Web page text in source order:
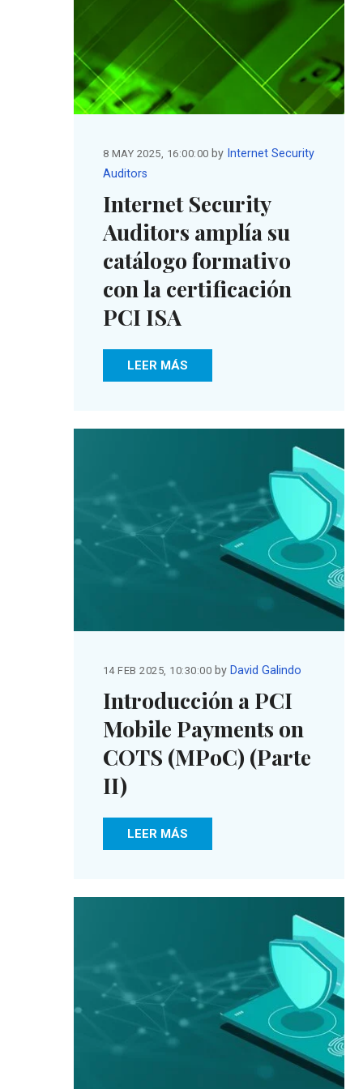
8 MAY 2025, 16:00:00 by Internet Security
Auditors
Internet Security
Auditors amplía su
catálogo formativo
con la certificación
PCI ISA
LEER MÁS
14 FEB 2025, 10:30:00 by David Galindo
Introducción a PCI
Mobile Payments on
COTS (MPoC) (Parte
II)
LEER MÁS